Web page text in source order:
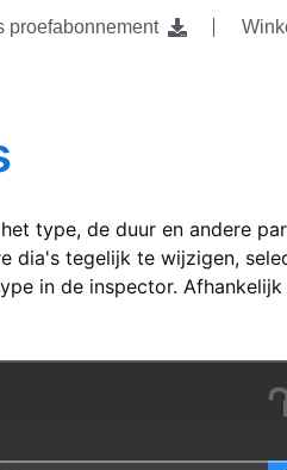
proefabonnement
type, de duur en andere
dia's tegelijk te wijzigen,
in de inspector.